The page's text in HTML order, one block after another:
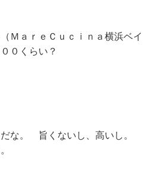
ＭａｒｅＣｕｃｉｎａ横浜ベイ
０くらい？
だな。 旨くないし、高いし。